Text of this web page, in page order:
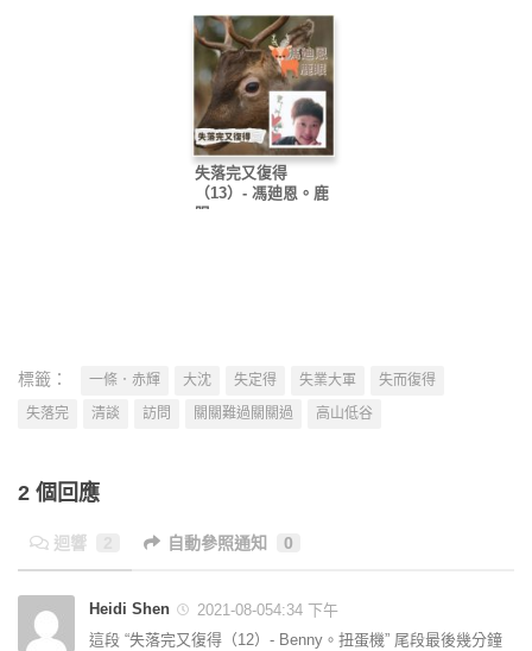
失落完又復得
（13）- 馮廸恩。鹿
眼
標籤： 一條．赤輝 大沈 失定得 失業大軍
失而復得
失落完
清談 訪問 關關難過關關過 高山低谷
2 個回應
迴響 自動參照通知 0
Heidi Shen
2021-08-054:34 下午
這段 “失落完又復得（12）- Benny。扭蛋機” 尾段最後幾分鐘